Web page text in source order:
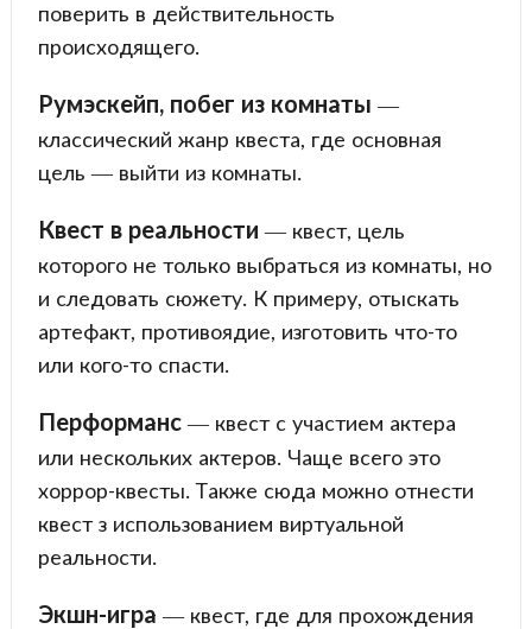
поверить в действительность
происходящего.
Румэскейп, побег из комнаты —
классический жанр квеста, где основная
цель — выйти из комнаты.
Квест в реальности — квест, цель
которого не только выбраться из комнаты, но
и следовать сюжету. К примеру, отыскать
артефакт, противоядие, изготовить что-то
или кого-то спасти.
Перформанс— квест с участием актера
или нескольких актеров. Чаще всего это
хоррор-квесты. Также сюда можно отнести
квест з использованием виртуальной
реальности.
Экшн-игра — квест, где для прохождения